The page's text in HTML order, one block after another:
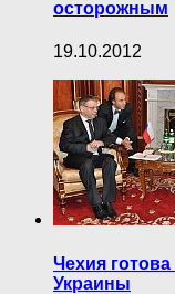
осторожным
19.10.2012
Чехия
Украины